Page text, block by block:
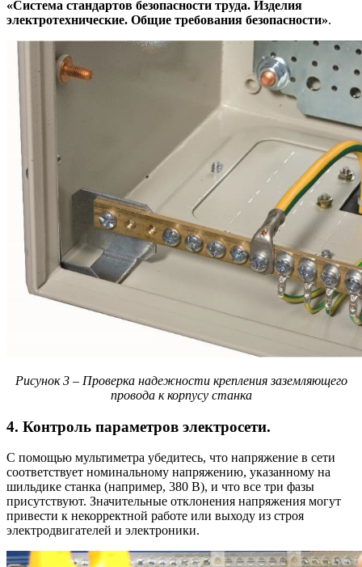
«Система стандартов безопасности труда. Изделия
электротехнические. Общие требования безопасности».
Рисунок 3 – Проверка надежности крепления заземляющего
провода к корпусу станка
4. Контроль параметров электросети.
С помощью мультиметра убедитесь, что напряжение в сети
соответствует номинальному напряжению, указанному на
шильдике станка (например, 380 В), и что все три фазы
присутствуют. Значительные отклонения напряжения могут
привести к некорректной работе или выходу из строя
электродвигателей и электроники.